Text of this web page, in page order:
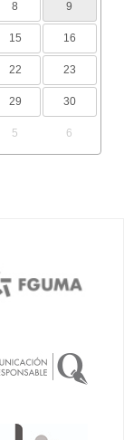
8 9
15 16
22 23
29 30
5 6